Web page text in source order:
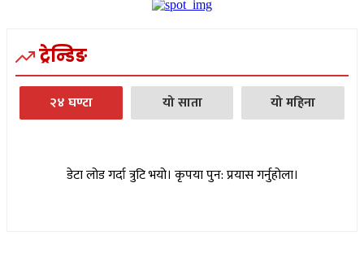
ट्रेन्डिङ
२४ घण्टा यो साता यो महिना
डेटा लोड गर्दा त्रुटि भयो। कृपया पुन: प्रयास गर्नुहोला।